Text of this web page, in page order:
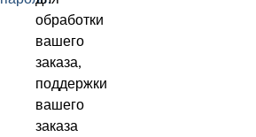
обработки
вашего
заказа,
поддержки
вашего
заказа